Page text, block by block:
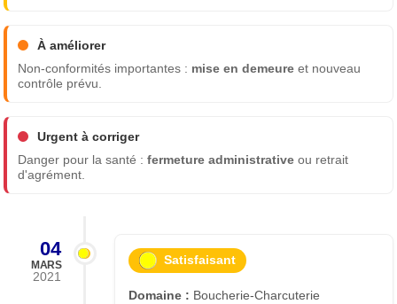
À améliorer
Non-conformités importantes : mise en demeure et nouveau
contrôle prévu.
Urgent à corriger
Danger pour la santé :fermeture administrative ou retrait
d'agrément.
04
MARS
2021
Satisfaisant
Domaine : Boucherie-Charcuterie